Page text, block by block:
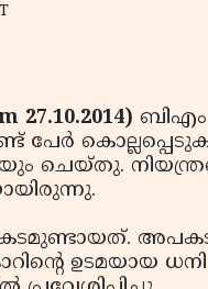
ബിഎം
പേര്‍
ചെയ്തു.
ഉടമയായ